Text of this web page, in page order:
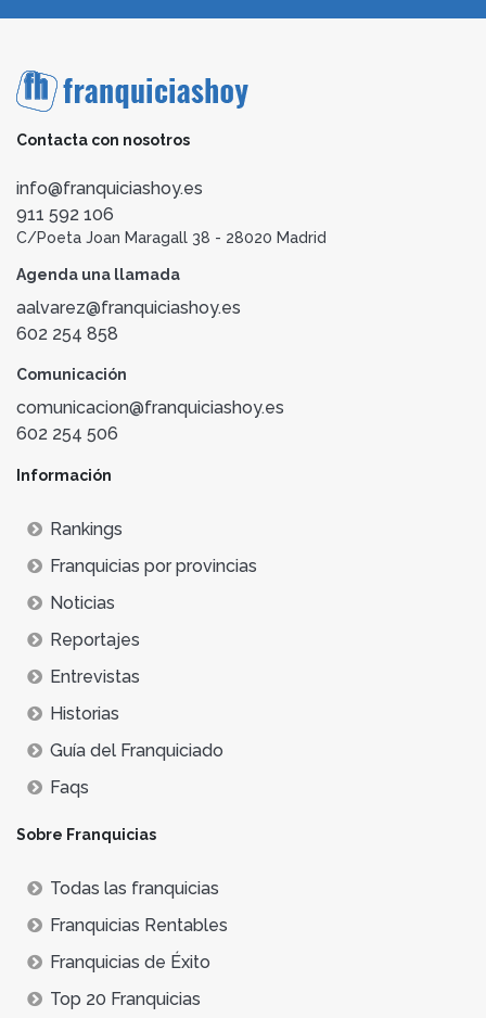
Contacta con nosotros
info@franquiciashoy.es
911 592 106
C/Poeta Joan Maragall 38 - 28020 Madrid
Agenda una llamada
aalvarez@franquiciashoy.es
602 254 858
Comunicación
comunicacion@franquiciashoy.es
602 254 506
Información
Rankings
Franquicias por provincias
Noticias
Reportajes
Entrevistas
Historias
Guía del Franquiciado
Faqs
Sobre Franquicias
Todas las franquicias
Franquicias Rentables
Franquicias de Éxito
Top 20 Franquicias